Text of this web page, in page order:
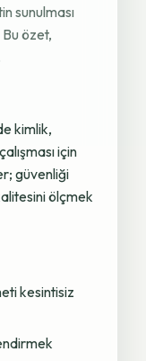
sunulması
özet,
kimlik,
için
güvenliği
ölçmek
kesintisiz